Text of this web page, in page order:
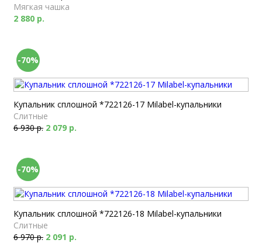
Мягкая чашка
2 880 р.
-70%
Купальник сплошной *722126-17 Milabel-купальники
Слитные
6 930 р. 2 079 р.
-70%
Купальник сплошной *722126-18 Milabel-купальники
Слитные
6 970 р. 2 091 р.